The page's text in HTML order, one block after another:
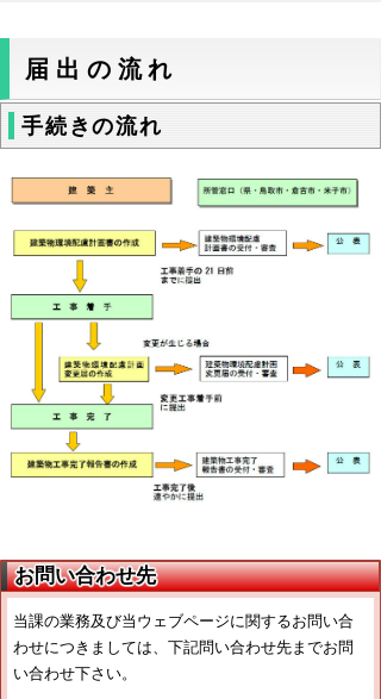
届出の流れ
手続きの流れ
お問い合わせ先
当課の業務及び当ウェブページに関するお問い合
わせにつきましては、下記問い合わせ先までお問
い合わせ下さい。